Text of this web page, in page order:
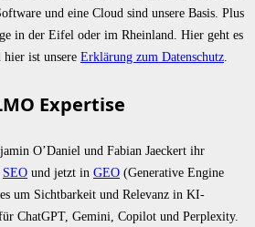
und eine Cloud sind unsere Basis. Plus
in der Eifel oder im Rheinland. Hier geht es
hier ist unsere Erklärung zum Datenschutz
Expertise
O’Daniel und Fabian Jaeckert ihr
SEO und jetzt in GEO (Generative Engine
um Sichtbarkeit und Relevanz in KI-
ChatGPT, Gemini, Copilot und Perplexity.